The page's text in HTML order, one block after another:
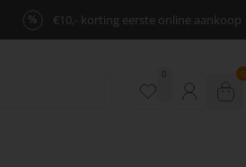
% €10,- korting eerste online aankoop
0 0